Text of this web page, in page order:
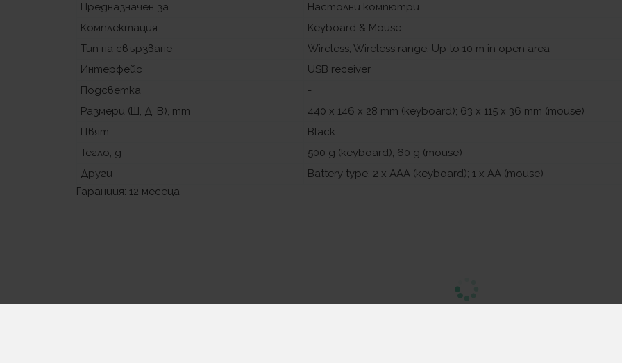
Предназначен за
Настолни компютри
Комплектация
Keyboard & Mouse
Тип на свързване
Wireless, Wireless range: Up to 10 m in open area
Интерфейс
USB receiver
Подсветка
-
Размери (Ш, Д, В), mm
440 x 146 x 28 mm (keyboard); 63 x 115 x 36 mm (mouse)
Цвят
Black
Тегло, g
500 g (keyboard), 60 g (mouse)
Други
Battery type: 2 x AAA (keyboard); 1 x AA (mouse)
Гаранция: 12 месеца